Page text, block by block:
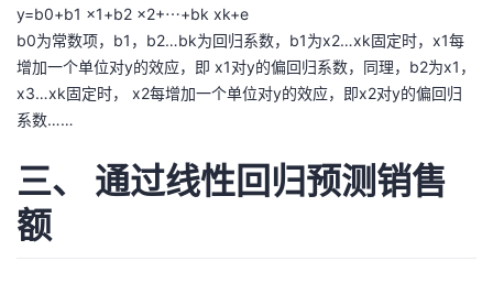
y=b0+b1 x1+b2 x2+⋯+bk xk+e
b0为常数项，b1，b2…bk为回归系数，b1为x2…xk固定时，x1每
增加一个单位对y的效应，即 x1对y的偏回归系数，同理，b2为x1，
x3…xk固定时， x2每增加一个单位对y的效应，即x2对y的偏回归
系数……
三、 通过线性回归预测销售
额